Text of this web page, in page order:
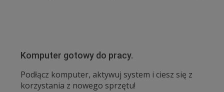
Komputer gotowy do pracy.
Podłącz komputer, aktywuj system i ciesz się z
korzystania z nowego sprzętu!